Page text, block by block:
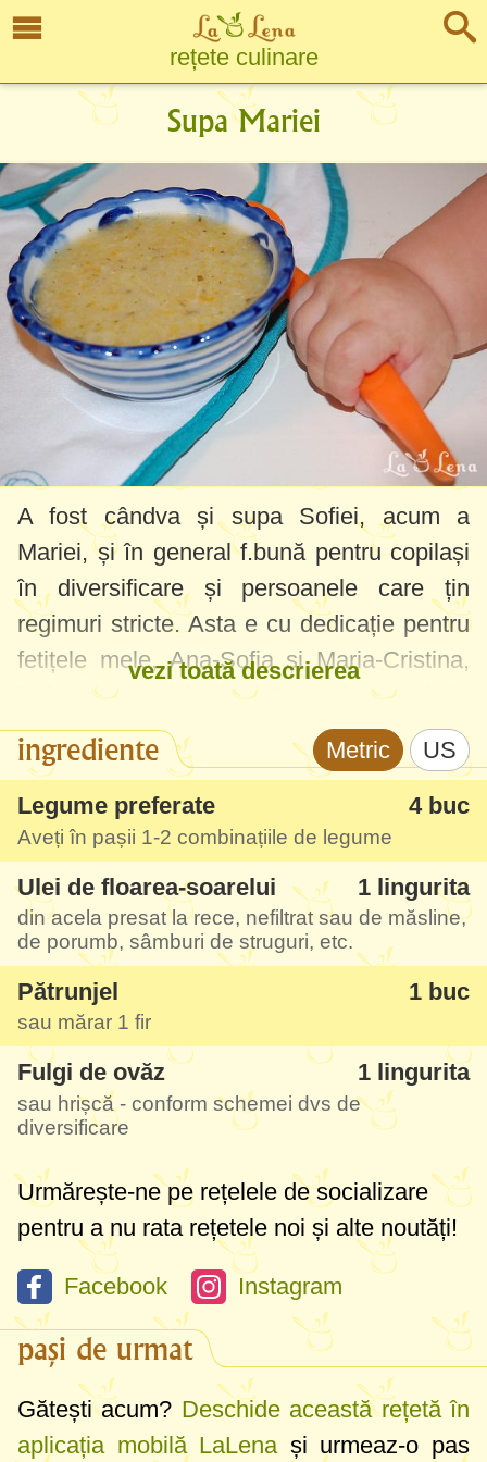
rețete culinare
Supa Mariei
A fost cândva și supa Sofiei, acum a
Mariei, și în general f.bună pentru copilași
în diversificare și persoanele care țin
regimuri stricte. Asta e cu dedicație pentru
fetițele mele, Ana-Sofia și Maria-Cristina,
în loc de tortul festiv :) Poate le va prinde
bine și la alte mămici, că tot primesc multe
cereri de rețete pentru copii, și asta o
consider cea mai importantă și de bază.
Eu nu sunt adeptă a unui anume regim de
diversificare, țin cont de recomandările
medicilor dar multe chestii le fac și intuitiv,
combinând diversificarea clasică cu
autodiversificarea, adică adaptarea
copilului la alimentația familiei (cu condiția
ca aceasta să fie una corectă și
sănătoasă).
Anume compoziția pe care o vedeți în poze
este deja de la 7-8 luni, dar ca și la orice
diversificare clasică începeți cu 1-2 legume
rădăcinoase și încet, încet le introduceți
mai pe toate. Întotdeauna încerc să fac
supa măcar cu 3-4 feluri de legume,
neapărat 1 fir de mărar sau pătrunjel, 1
picătură de ulei bun, și când încep etapele
vezi toată descrierea
ingrediente Metric US
Legume preferate 4 buc
Aveți în pașii 1-2 combinațiile de legume
Ulei de floarea-soarelui 1 lingurita
din acela presat la rece, nefiltrat sau de măsline,
de porumb, sâmburi de struguri, etc.
Pătrunjel 1 buc
sau mărar 1 fir
Fulgi de ovăz 1 lingurita
sau hrișcă - conform schemei dvs de
diversificare
Urmărește-ne pe rețelele de socializare
pentru a nu rata rețetele noi și alte noutăți!
Facebook Instagram
pași de urmat
Gătești acum? Deschide această rețetă în
aplicația mobilă LaLena și urmeaz-o pas